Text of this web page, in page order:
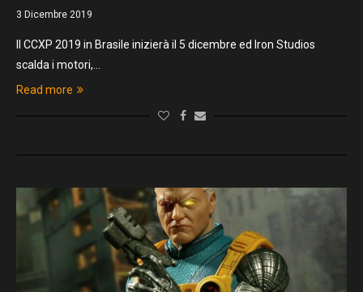
3 Dicembre 2019
Il CCXP 2019 in Brasile inizierà il 5 dicembre ed Iron Studios
scalda i motori,…
Read more